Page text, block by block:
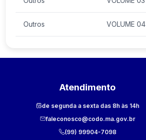
Outros VOLUME 04
Atendimento
de segunda a sexta das 8h às 14h
faleconosco@codo.ma.gov.br
(99) 99904-7098